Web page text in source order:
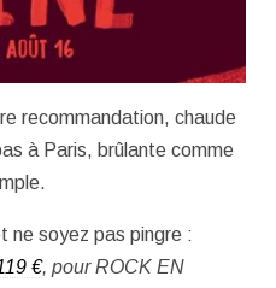
recommandation, chaude
à Paris, brûlante comme
ne soyez pas pingre :
€, pour ROCK EN